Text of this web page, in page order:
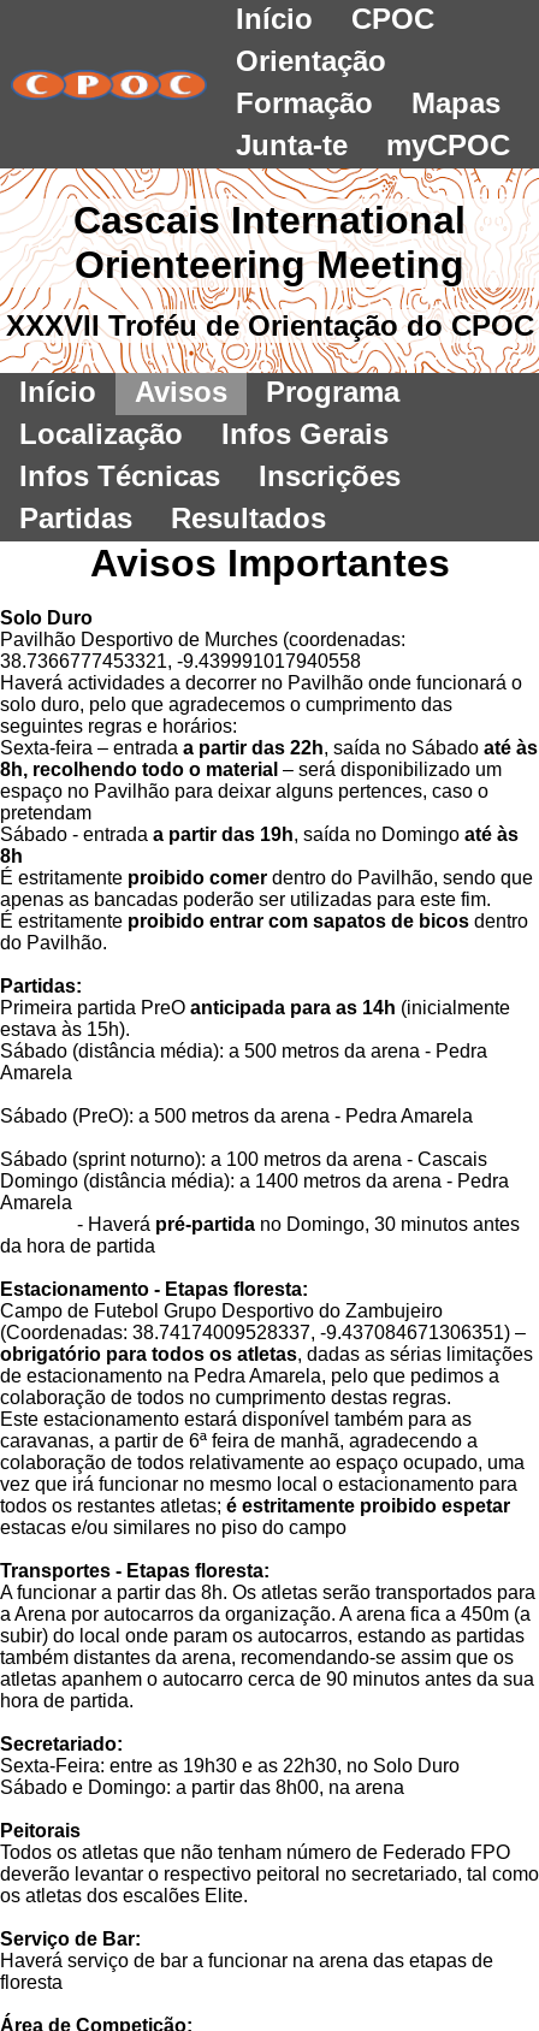
Início
CPOC
Orientação
Formação
Mapas
Junta-te
myCPOC
Cascais International
Orienteering Meeting
XXXVII Troféu de Orientação do CPOC
Início Avisos
Programa
Localização
Infos Gerais
Infos Técnicas
Inscrições
Partidas
Resultados
Avisos Importantes
Solo Duro
Pavilhão Desportivo de Murches (coordenadas:
38.7366777453321, -9.439991017940558
Haverá actividades a decorrer no Pavilhão onde funcionará o
solo duro, pelo que agradecemos o cumprimento das
seguintes regras e horários:
Sexta-feira – entrada a partir das 22h, saída no Sábado até às
8h, recolhendo todo o material – será disponibilizado um
espaço no Pavilhão para deixar alguns pertences, caso o
pretendam
Sábado - entrada a partir das 19h, saída no Domingo até às
8h
É estritamente proibido comer dentro do Pavilhão, sendo que
apenas as bancadas poderão ser utilizadas para este fim.
É estritamente proibido entrar com sapatos de bicos dentro
do Pavilhão.
Partidas:
Primeira partida PreO anticipada para as 14h (inicialmente
estava às 15h).
Sábado (distância média): a 500 metros da arena - Pedra
Amarela
Sábado (PreO): a 500 metros da arena - Pedra Amarela
Sábado (sprint noturno): a 100 metros da arena - Cascais
Domingo (distância média): a 1400 metros da arena - Pedra
Amarela
- Haverá pré-partida no Domingo, 30 minutos antes
da hora de partida
Estacionamento - Etapas floresta:
Campo de Futebol Grupo Desportivo do Zambujeiro
(Coordenadas: 38.74174009528337, -9.437084671306351) –
obrigatório para todos os atletas, dadas as sérias limitações
de estacionamento na Pedra Amarela, pelo que pedimos a
colaboração de todos no cumprimento destas regras.
Este estacionamento estará disponível também para as
caravanas, a partir de 6ª feira de manhã, agradecendo a
colaboração de todos relativamente ao espaço ocupado, uma
vez que irá funcionar no mesmo local o estacionamento para
todos os restantes atletas; é estritamente proibido espetar
estacas e/ou similares no piso do campo
Transportes - Etapas floresta:
A funcionar a partir das 8h. Os atletas serão transportados para
a Arena por autocarros da organização. A arena fica a 450m (a
subir) do local onde param os autocarros, estando as partidas
também distantes da arena, recomendando-se assim que os
atletas apanhem o autocarro cerca de 90 minutos antes da sua
hora de partida.
Secretariado:
Sexta-Feira: entre as 19h30 e as 22h30, no Solo Duro
Sábado e Domingo: a partir das 8h00, na arena
Peitorais
Todos os atletas que não tenham número de Federado FPO
deverão levantar o respectivo peitoral no secretariado, tal como
os atletas dos escalões Elite.
Serviço de Bar:
Haverá serviço de bar a funcionar na arena das etapas de
floresta
Área de Competição: